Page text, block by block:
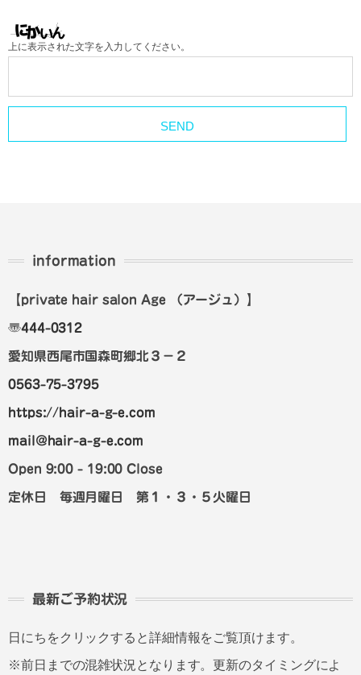
上に表示された文字を入力してください。
information
【private hair salon Age （アージュ） 】
〠444-0312
愛知県西尾市国森町郷北３－２
0563-75-3795
https://hair-a-g-e.com
mail@hair-a-g-e.com
Open 9:00 - 19:00 Close
定休日 毎週月曜日 第１・３・５火曜日
最新ご予約状況
日にちをクリックすると詳細情報をご覧頂けます。
※前日までの混雑状況となります。更新のタイミングによ